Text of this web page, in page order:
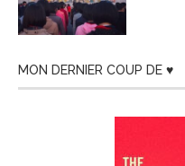
MON DERNIER COUP DE ♥